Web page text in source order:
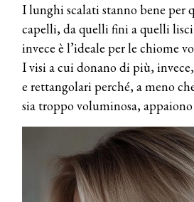
I lunghi scalati stanno bene
capelli, da quelli fini a quelli
invece è l’ideale per le chiome
I visi a cui donano di più,
e rettangolari perché, a meno
sia troppo voluminosa,